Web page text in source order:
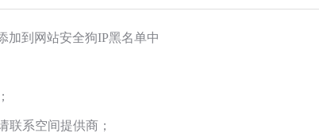
加到网站安全狗IP黑名单中
联系空间提供商；